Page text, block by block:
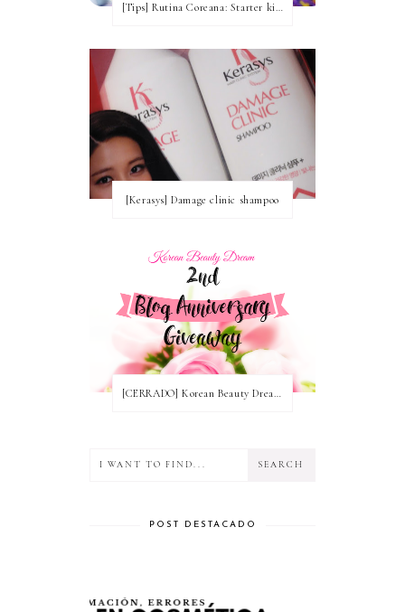
[Kerasys] Damage clinic shampoo
POST DESTACADO